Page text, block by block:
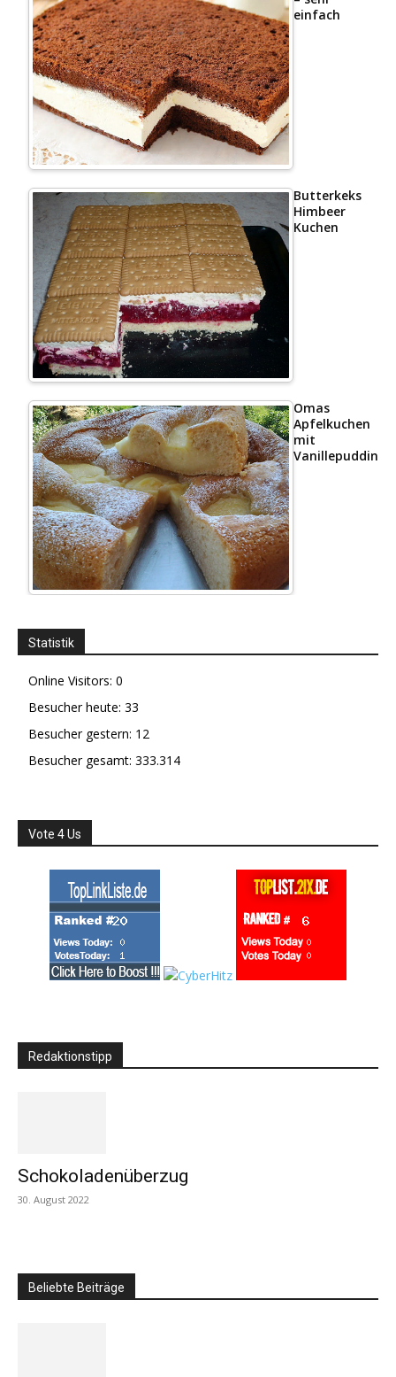
einfach
Butterkeks
Himbeer
Kuchen
Omas
Apfelkuchen
mit
Vanillepudding
Statistik
Online Visitors: 0
Besucher heute: 33
Besucher gestern: 12
Besucher gesamt: 333.314
Vote 4 Us
Redaktionstipp
Schokoladenüberzug
30. August 2022
Beliebte Beiträge